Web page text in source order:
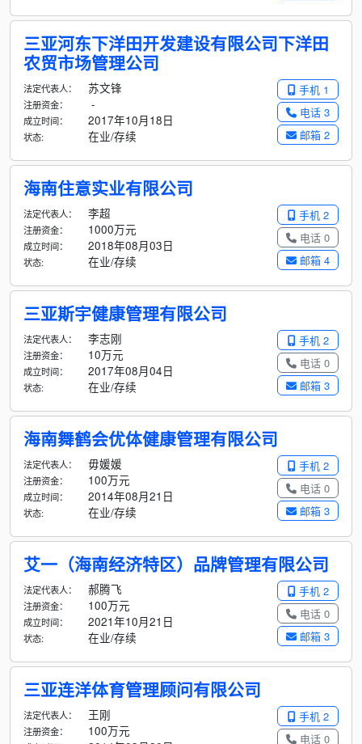
三亚河东下洋田开发建设有限公司下洋田
农贸市场管理公司
手机 1
电话 3
邮箱 2
法定代表人： 苏文锋
注册资金： -
成立时间： 2017年10月18日
状态: 在业/存续
海南住意实业有限公司
手机 2
电话 0
邮箱 4
法定代表人： 李超
注册资金： 1000万元
成立时间： 2018年08月03日
状态: 在业/存续
三亚斯宇健康管理有限公司
手机 2
电话 0
邮箱 3
法定代表人： 李志刚
注册资金： 10万元
成立时间： 2017年08月04日
状态: 在业/存续
海南舞鹤会优体健康管理有限公司
手机 2
电话 0
邮箱 3
法定代表人： 毋媛媛
注册资金： 100万元
成立时间： 2014年08月21日
状态: 在业/存续
艾一（海南经济特区）品牌管理有限公司
手机 2
电话 0
邮箱 3
法定代表人： 郝腾飞
注册资金： 100万元
成立时间： 2021年10月21日
状态: 在业/存续
三亚连洋体育管理顾问有限公司
手机 2
电话 0
法定代表人： 王刚
注册资金： 100万元